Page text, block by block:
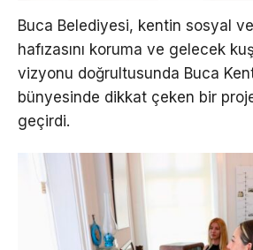
Buca Belediyesi, kentin sosyal
hafızasını koruma ve gelecek
vizyonu doğrultusunda Buca
bünyesinde dikkat çeken bir
geçirdi.